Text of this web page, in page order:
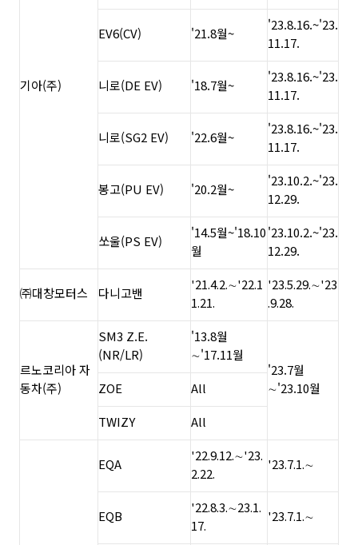
기아(주)
EV6(CV) '21.8월~
'23.8.16.~'23.
11.17.
니로(DE EV) '18.7월~
'23.8.16.~'23.
11.17.
니로(SG2 EV) '22.6월~
'23.8.16.~'23.
11.17.
봉고(PU EV) '20.2월~
'23.10.2.~'23.
12.29.
쏘울(PS EV)
'14.5월~'18.10
월
'23.10.2.~'23.
12.29.
㈜대창모터스 다니고밴
'21.4.2.∼'22.1
1.21.
'23.5.29.∼'23
.9.28.
르노코리아 자
동차(주)
SM3 Z.E.
(NR/LR)
'13.8월
∼'17.11월
'23.7월
∼'23.10월
ZOE
All
TWIZY
All
EQA
'22.9.12.∼'23.
2.22.
'23.7.1.∼
EQB
'22.8.3.∼23.1.
17.
'23.7.1.∼